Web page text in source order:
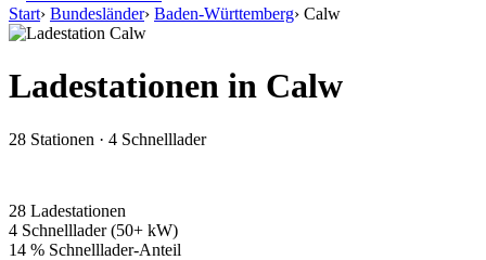
Start› Bundesländer› Baden-Württemberg› Calw
Ladestationen in Calw
28 Stationen · 4 Schnelllader
28 Ladestationen
4 Schnelllader (50+ kW)
14 % Schnelllader-Anteil